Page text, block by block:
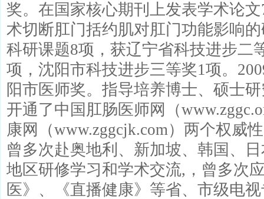
奖。在国家核心期刊上发表学术论
术切断肛门括约肌对肛门功能影响
科研课题8项，获辽宁省科技进步二
项，沈阳市科技进步三等奖1项。
阳市医师奖。指导培养博士、硕士
开通了中国肛肠医师网（
康网（www.zggcjk.com）两个权威
曾多次赴奥地利、新加坡、韩国、
地区研修学习和学术交流,，曾多次
医》、《直播健康》等省、市级电